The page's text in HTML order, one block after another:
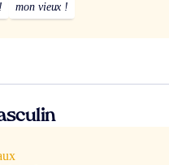
mon vieux !